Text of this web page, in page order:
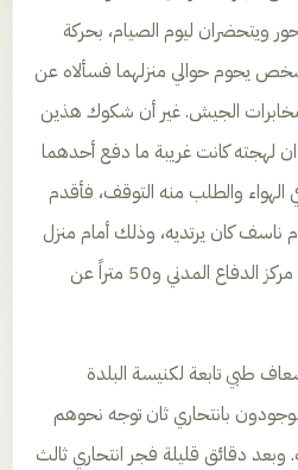
ويتحضران ليوم الصيام، بحركة
يحوم حوالي منزلهما فسألاه عن
الجيش. غير أن شكوك هذين
ان لهجته كانت غريبة ما دفع أحدهما
الهواء والطلب منه التوقف، فأقدم
ناسف كان يرتديه، وذلك أمام منزل
آل مقلد الذي يبتعد أمتاراً عن مركز الدفاع المدني و50 متراً عن
طبي تابعة لكنيسة البلدة
بانتحاري ثان توجه نحوهم
دقائق قليلة فجر انتحاري ثالث